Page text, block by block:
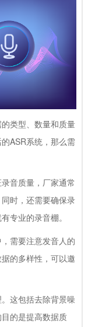
类型、数量和质量
ASR系统，那么需
音质量，厂家通常
时，还需要确保录
专业的录音棚。
需要注意发音人的
的多样性，可以邀
这包括去除背景噪
的是提高数据质